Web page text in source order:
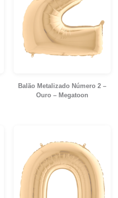
Balão Metalizado Número 2 –
Ouro – Megatoon